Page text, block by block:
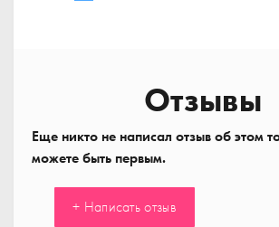
Отзывы
Еще никто не написал отзыв об этом
можете быть первым.
+ Написать отзыв